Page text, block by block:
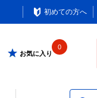
初めての方へ
お気に入り
0